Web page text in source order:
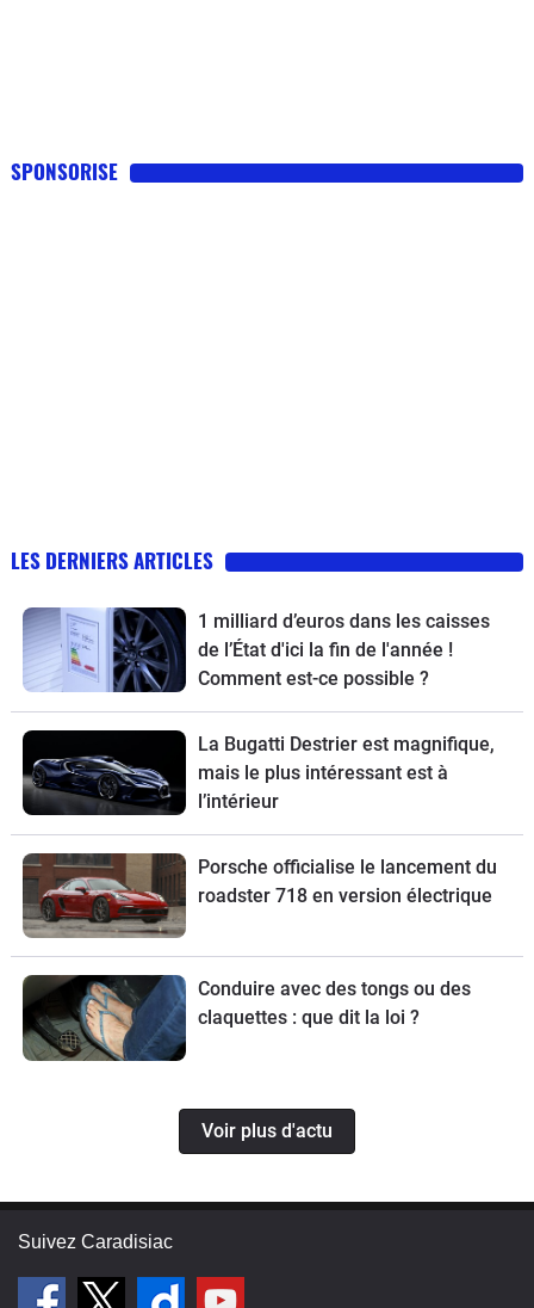
SPONSORISE
LES DERNIERS ARTICLES
1 milliard d’euros dans les caisses
de l’État d'ici la fin de l'année !
Comment est-ce possible ?
La Bugatti Destrier est magnifique,
mais le plus intéressant est à
l’intérieur
Porsche officialise le lancement du
roadster 718 en version électrique
Conduire avec des tongs ou des
claquettes : que dit la loi ?
Voir plus d'actu
Suivez Caradisiac